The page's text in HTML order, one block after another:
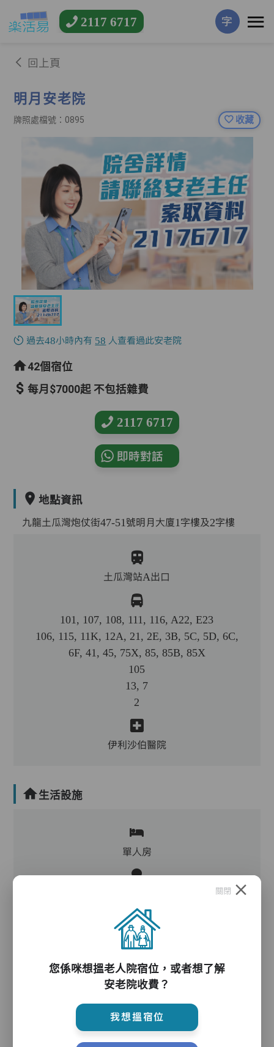
2117 6717 字
回上頁
明月安老院
牌照處檔號：0895 收藏
過去48小時內有 58 人查看過此安老院
42個宿位
每月$7000起 不包括雜費
2117 6717
即時對話
地點資訊
九龍土瓜灣炮仗街47-51號明月大廈1字樓及2字樓
土瓜灣站A出口
101, 107, 108, 111, 116, A22, E23
106, 115, 11K, 12A, 21, 2E, 3B, 5C, 5D, 6C,
6F, 41, 45, 75X, 85, 85B, 85X
105
13, 7
2
伊利沙伯醫院
生活設施
單人房
到診醫生
關閉
您係咪想搵老人院宿位，或者想了解
安老院收費？
我想搵宿位